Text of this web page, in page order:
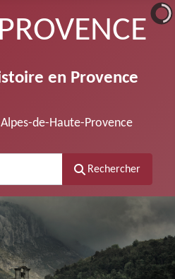
en Provence
de-Haute-Provence
Rechercher